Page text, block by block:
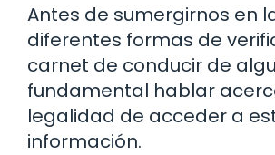
Antes de sumergirnos en
diferentes formas de
carnet de conducir de
fundamental hablar
legalidad de acceder a
información.